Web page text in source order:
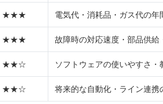
★★★ 電気代・消耗品・ガス代の年
★★★ 故障時の対応速度・部品供給
★★☆ ソフトウェアの使いやすさ・
★★☆ 将来的な自動化・ライン連携